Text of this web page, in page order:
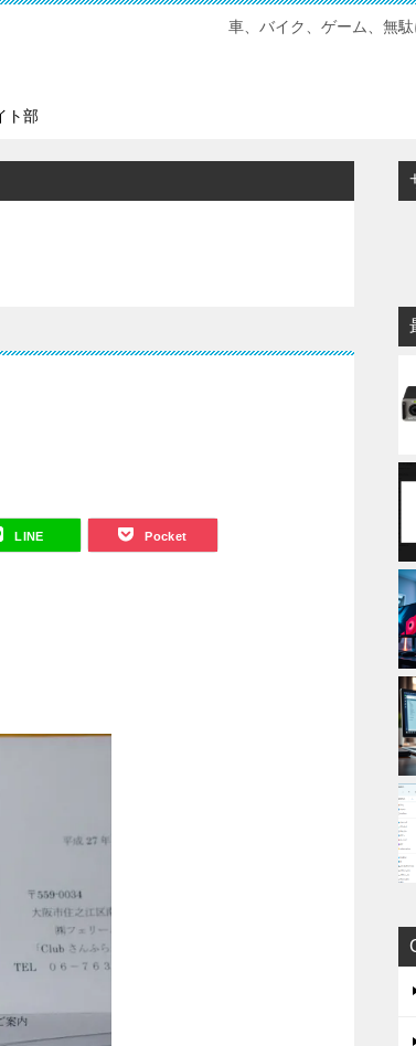
車、バイク、ゲーム、無
ト部
LINE Pocket